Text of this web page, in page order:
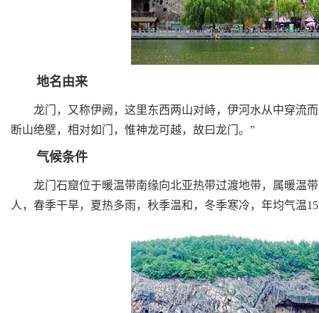
地名由来
龙门，又称伊阙，这里东西两山对峙，伊河水从中穿流而
断山绝壁，相对如门，惟神龙可越，故曰龙门。”
气候条件
龙门石窟位于暖温带南缘向北亚热带过渡地带，属暖温带
人，春季干旱，夏热多雨，秋季温和，冬季寒冷，年均气温